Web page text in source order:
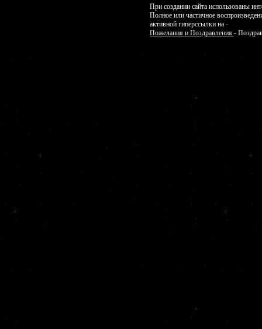
При создании сайта использованы
Полное или частичное
активной гиперссылки на -
Пожелания и Поздравления -